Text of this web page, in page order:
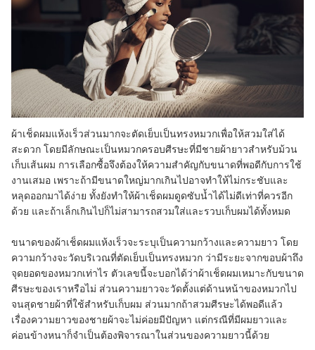
ผ้าเช็ดผมแห้งเร็วส่วนมากจะตัดเย็บเป็นทรงหมวกเพื่อให้สวมใส่ได้
สะดวก โดยมีลักษณะเป็นหมวกครอบศีรษะที่มีชายผ้ายาวสำหรับม้วน
เก็บเส้นผม การเลือกซื้อจึงต้องให้ความสำคัญกับขนาดที่พอดีกับการใช้
งานเสมอ เพราะถ้ามีขนาดใหญ่มากเกินไปอาจทำให้ไม่กระชับและ
หลุดออกมาได้ง่าย ทั้งยังทำให้ผ้าเช็ดผมดูดซับน้ำได้ไม่ดีเท่าที่ควรอีก
ด้วย และถ้าเล็กเกินไปก็ไม่สามารถสวมใส่และรวบเก็บผมได้ทั้งหมด
ขนาดของผ้าเช็ดผมแห้งเร็วจะระบุเป็นความกว้างและความยาว โดย
ความกว้างจะวัดบริเวณที่ตัดเย็บเป็นทรงหมวก ว่ามีระยะจากขอบผ้าถึง
จุดยอดของหมวกเท่าไร ตัวเลขนี้จะบอกได้ว่าผ้าเช็ดผมเหมาะกับขนาด
ศีรษะของเราหรือไม่ ส่วนความยาวจะวัดตั้งแต่ด้านหน้าของหมวกไป
จนสุดชายผ้าที่ใช้สำหรับเก็บผม ส่วนมากถ้าสวมศีรษะได้พอดีแล้ว
เรื่องความยาวของชายผ้าจะไม่ค่อยมีปัญหา แต่กรณีที่มีผมยาวและ
ค่อนข้างหนาก็จำเป็นต้องพิจารณาในส่วนของความยาวนี้ด้วย